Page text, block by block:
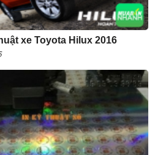
xe Toyota Hilux 2016